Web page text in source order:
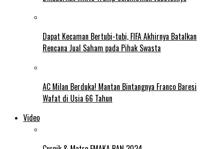
Dapat Kecaman Bertubi-tubi, FIFA Akhirnya Batalkan
Rencana Jual Saham pada Pihak Swasta
AC Milan Berduka! Mantan Bintangnya Franco Baresi
Wafat di Usia 66 Tahun
Video